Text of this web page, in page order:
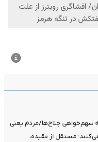
سهم‌خواهی جناح‌ها/مردم یعنی
مستقل از عقیده،